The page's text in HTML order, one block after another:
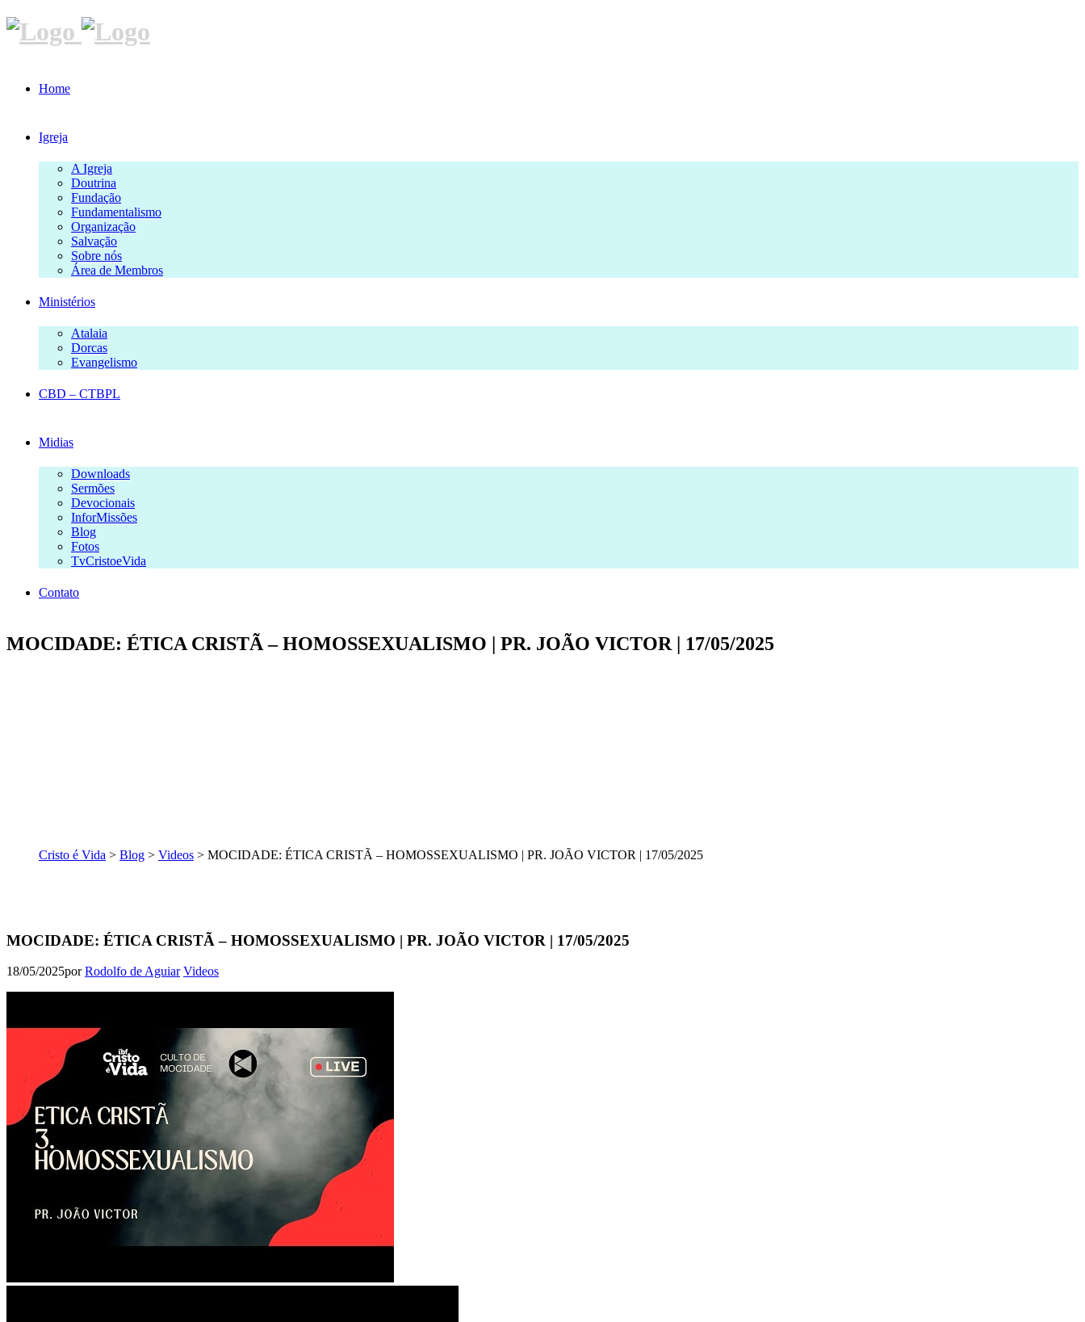
Home
Igreja
A Igreja
Doutrina
Fundação
Fundamentalismo
Organização
Salvação
Sobre nós
Área de Membros
Ministérios
Atalaia
Dorcas
Evangelismo
CBD – CTBPL
Midias
Downloads
Sermões
Devocionais
InforMissões
Blog
Fotos
TvCristoeVida
Contato
MOCIDADE: ÉTICA CRISTÃ – HOMOSSEXUALISMO | PR. JOÃO VICTOR | 17/05/2025
Cristo é Vida > Blog > Videos > MOCIDADE: ÉTICA CRISTÃ – HOMOSSEXUALISMO | PR. JOÃO VICTOR | 17/05/2025
MOCIDADE: ÉTICA CRISTÃ – HOMOSSEXUALISMO | PR. JOÃO VICTOR | 17/05/2025
18/05/2025porRodolfo de Aguiar Videos